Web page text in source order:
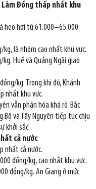
Lâm Đồng thấp nhất khu
heo hơi từ 61.000–65.000
kg, là nhóm cao nhất khu vực.
kg. Huế và Quảng Ngãi giao
kg. Trong khi đó, Khánh
nhất khu vực.
vẫn phân hóa khá rõ. Bắc
Bộ và Tây Nguyên tiếp tục chịu
khởi sắc.
cả nước
nhất cả nước.
đồng/kg, cao nhất khu vực.
đồng/kg. An Giang ở mức